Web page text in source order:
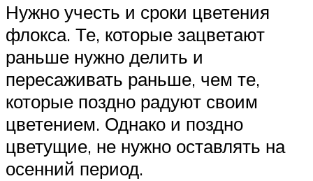
Нужно учесть и сроки цветения
флокса. Те, которые зацветают
раньше нужно делить и
пересаживать раньше, чем те,
которые поздно радуют своим
цветением. Однако и поздно
цветущие, не нужно оставлять на
осенний период.